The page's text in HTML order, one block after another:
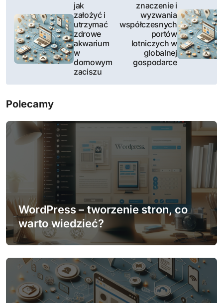
w
g
a
c
p
i
s
u
jak
założyć i
utrzymać
zdrowe
akwarium
w
domowym
zaciszu
znaczenie i
wyzwania
współczesnych
portów
lotniczych w
globalnej
gospodarce
Polecamy
WordPress – tworzenie stron, co
warto wiedzieć?